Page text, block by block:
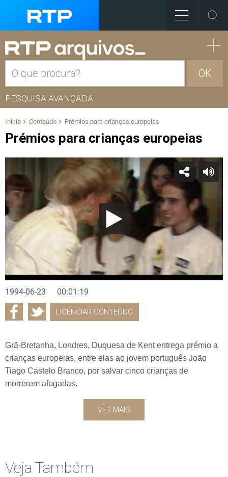
OK
PESQUISA AVANÇADA
Início Conteúdo Prémios para crianças europeias
Prémios para crianças europeias
1994-06-23 00:01:19
LICENCIAR CONTEÚDO
Grã-Bretanha, Londres, Duquesa de Kent entrega prémio a
crianças europeias, entre elas ao jovem português João
Tiago Castelo Branco, por salvar cinco crianças de
morrerem afogadas.
VER MAIS
Veja Também